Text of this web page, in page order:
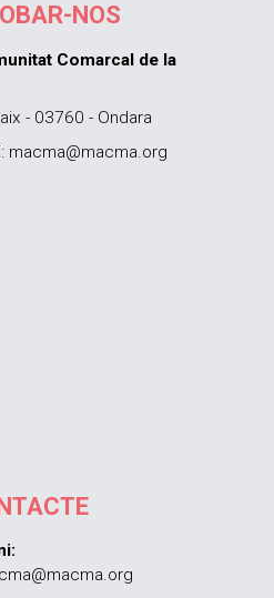
NOS
Comarcal de la
- 03760 - Ondara
macma@macma.org